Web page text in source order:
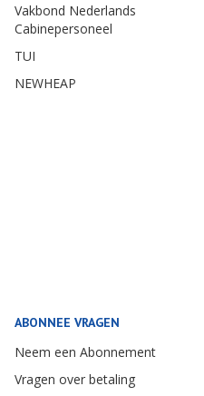
Vakbond Nederlands
Cabinepersoneel
TUI
NEWHEAP
ABONNEE VRAGEN
Neem een Abonnement
Vragen over betaling